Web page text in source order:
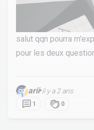
salut qqn pourra
pour les deux
arii•il y a 2 ans
1 0